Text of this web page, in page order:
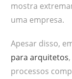
mostra
uma empresa.
Apesar disso,
para arquitetos
processos